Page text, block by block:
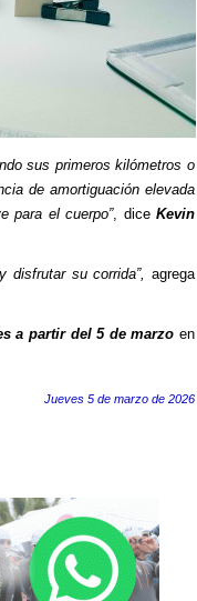
sus primeros kilómetros o
de amortiguación elevada
para el cuerpo”, diceKevin
disfrutar su corrida”, agrega
a partir del 5 de marzoen
Jueves 5 de marzo de 2026